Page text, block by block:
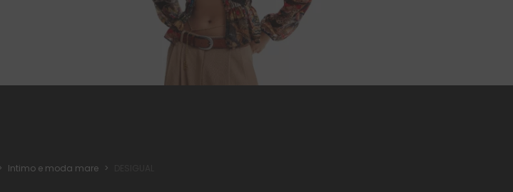
Intimo e moda mare